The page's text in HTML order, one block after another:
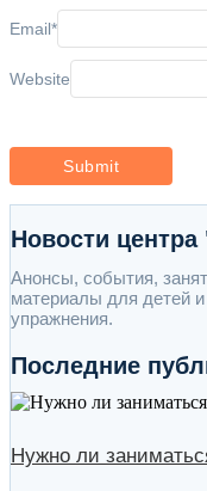
Email*
Website
Новости
Анонсы, события,
материалы для детей
упражнения.
Последние
Нужно ли